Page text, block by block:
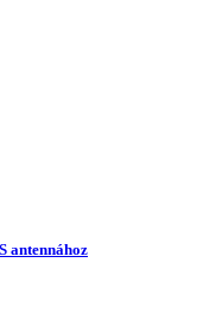
antennához